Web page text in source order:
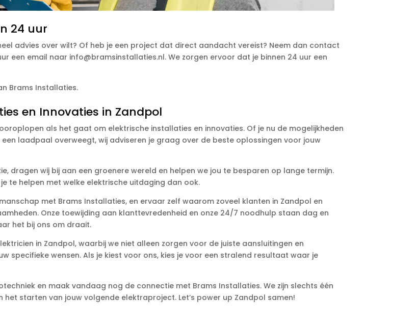
24 uur
advies over wilt? Of heb je een project dat direct aandacht vereist? Neem dan contact
een email naar info@bramsinstallaties.nl. We zorgen ervoor dat je binnen 24 uur een
Brams Installaties.
en Innovaties in Zandpol
als het gaat om elektrische installaties en innovaties. Of je nu de mogelijkheden
laadpaal overweegt, wij adviseren je graag over de beste oplossingen voor jouw
dragen wij bij aan een groenere wereld en helpen we jou te besparen op lange termijn.
te helpen met welke elektrische uitdaging dan ook.
met Brams Installaties, en ervaar zelf waarom zoveel klanten in Zandpol en
Onze toewijding aan klanttevredenheid en onze 24/7 noodhulp staan dag en
het bij ons om draait.
in Zandpol, waarbij we niet alleen zorgen voor de juiste aansluitingen en
specifieke wensen. Als je kiest voor ons, kies je voor een stralend resultaat waar je
en maak vandaag nog de connectie met Brams Installaties. We zijn slechts één
starten van jouw volgende elektraproject. Let’s power up Zandpol samen!